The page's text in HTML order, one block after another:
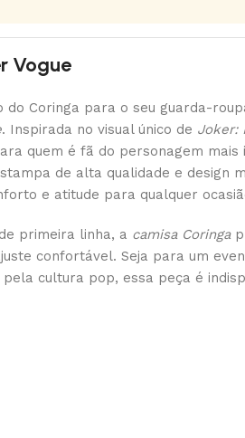
Vogue
do Coringa para o seu guarda-
. Inspirada no visual único de Joker:
quem é fã do personagem mais
de alta qualidade e design
e atitude para qualquer
primeira linha, a camisa Coringa
confortável. Seja para um
cultura pop, essa peça é